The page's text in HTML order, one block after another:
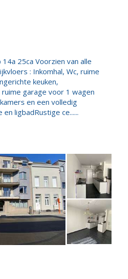
25ca Voorzien van alle
: Inkomhal, Wc, ruime
keuken,
garage voor 1 wagen
en een volledig
ligbadRustige ce......